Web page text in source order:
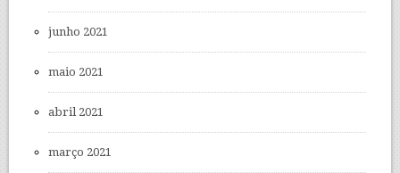
junho 2021
maio 2021
abril 2021
março 2021